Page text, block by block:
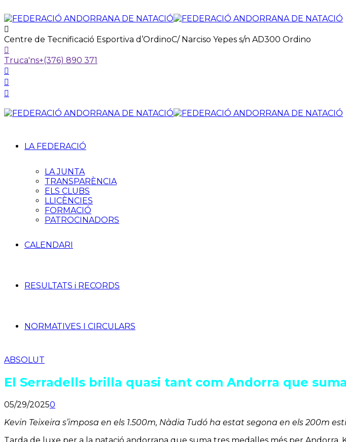
Centre de Tecnificació Esportiva d’OrdinoC/ Narciso Yepes s/n AD300 Ordino
Truca'ns+(376) 890 371
LA FEDERACIÓ
LA JUNTA
TRANSPARÈNCIA
ELS CLUBS
LLICÈNCIES
FORMACIÓ
PATROCINADORS
CALENDARI
RESULTATS i RECORDS
NORMATIVES I CIRCULARS
ABSOLUT
El Serradells brilla quasi tant com Andorra que
05/29/20250
Kevin Teixeira s’imposa en els 1.500m, Nàdia Tudó ha estat segona en els 200m